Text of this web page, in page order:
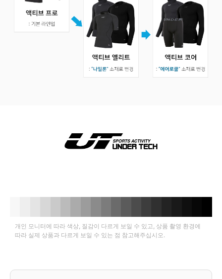
개인 모니터에 따라 색상, 질감이 다르게 보일 수 있고, 상품 촬영 환경에
따라 실제 상품과 다르게 보일 수 있는 점 참고해주십시오.